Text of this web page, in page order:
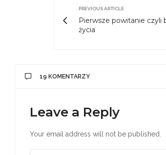
PREVIOUS ARTICLE
Pierwsze powitanie czyli
życia
19 KOMENTARZY
Leave a Reply
Your email address will not be published.